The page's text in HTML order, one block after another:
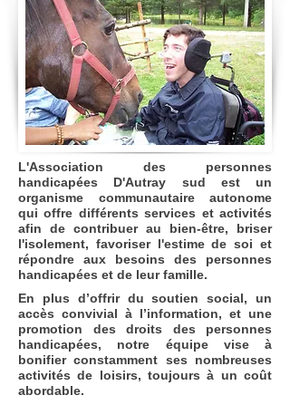
L'Association des personnes
handicapées D'Autray sud est un
organisme communautaire autonome
qui offre différents services et activités
afin de contribuer au bien-être, briser
l'isolement, favoriser l'estime de soi et
répondre aux besoins des personnes
handicapées et de leur famille.
En plus d’offrir du soutien social, un
accès convivial à l’information, et une
promotion des droits des personnes
handicapées, notre équipe vise à
bonifier constamment ses nombreuses
activités de loisirs, toujours à un coût
abordable.